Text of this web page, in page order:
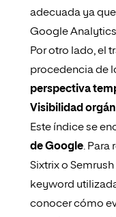
adecuada ya
Google Analytics
Por otro lado, el
procedencia de
perspectiva
Visibilidad
Este índice se
de Google. Para
Sixtrixo Semrush
keyword
conocer cómo